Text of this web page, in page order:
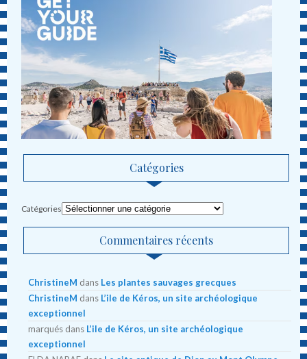
Catégories
Catégories
Commentaires récents
ChristineM dans Les plantes sauvages grecques
ChristineM dans L’ile de Kéros, un site archéologique
exceptionnel
marqués dans L’ile de Kéros, un site archéologique
exceptionnel